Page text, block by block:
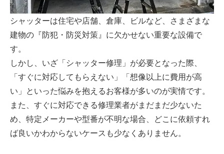
シャッターは住宅や店舗、倉庫、ビルなど、さまざまな
建物の『防犯・防災対策』に欠かせない重要な設備で
す。
しかし、いざ「シャッター修理」が必要となった際、
「すぐに対応してもらえない」「想像以上に費用が高
い」といった悩みを抱えるお客様が多いのが実情です。
また、すぐに対応できる修理業者がまだまだ少ないた
め、特定メーカーや型番が不明な場合、どこに依頼すれ
ば良いかわからないケースも少なくありません。